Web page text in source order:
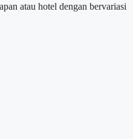
atau hotel dengan bervariasi